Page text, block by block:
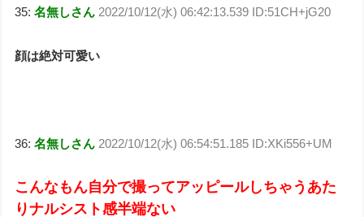
35:名無しさん 2022/10/12(水) 06:42:13.539 ID:51CH+jG20
顔は絶対可愛い
36:名無しさん 2022/10/12(水) 06:54:51.185 ID:XKi556+UM
こんなもん自分で撮ってアッピールしちゃうあた
りナルシスト感半端ない